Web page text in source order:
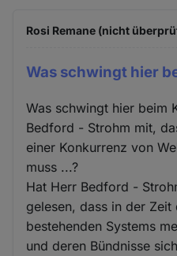
Rosi Remane (nicht
Was schwingt hier
Was schwingt hier beim
Bedford - Strohm mit,
einer Konkurrenz von
muss ...?
Hat Herr Bedford -
gelesen, dass in der
bestehenden Systems
und deren Bündnisse